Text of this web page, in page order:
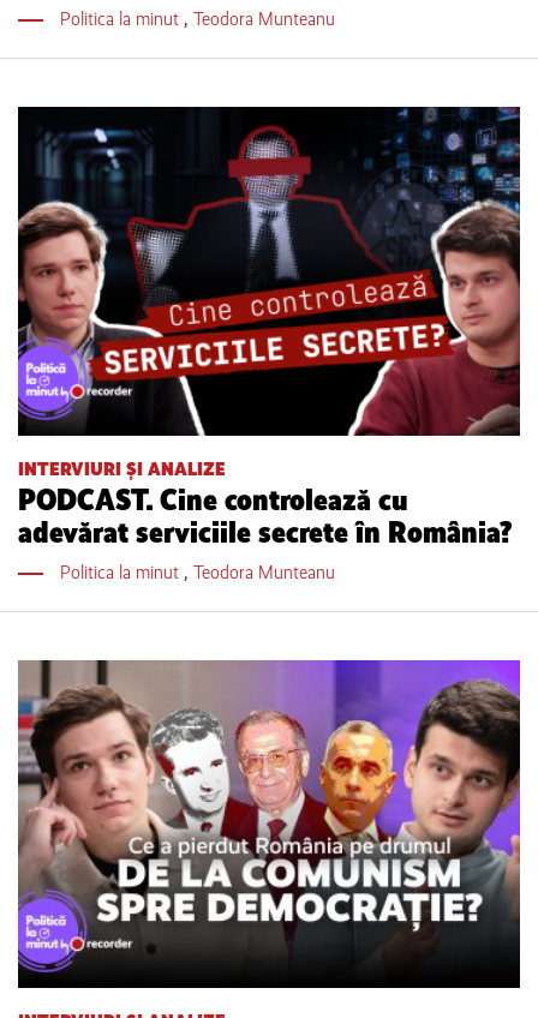
Politica la minut , Teodora Munteanu
INTERVIURI ȘI ANALIZE
PODCAST. Cine controlează cu
adevărat serviciile secrete în România?
Politica la minut , Teodora Munteanu